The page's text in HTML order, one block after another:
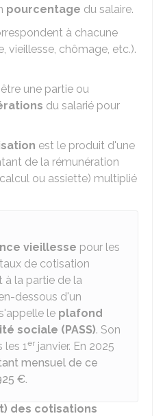
pourcentage du salaire.
à chacune
vieillesse, chômage, etc.).
une partie ou
du salarié pour
est le produit d'une
de la rémunération
ou assiette) multiplié
vieillesse pour les
de cotisation
à la partie de la
dessous d'un
le plafond
sociale (PASS). Son
les 1er janvier. En 2025
mensuel de ce
€.
des cotisations